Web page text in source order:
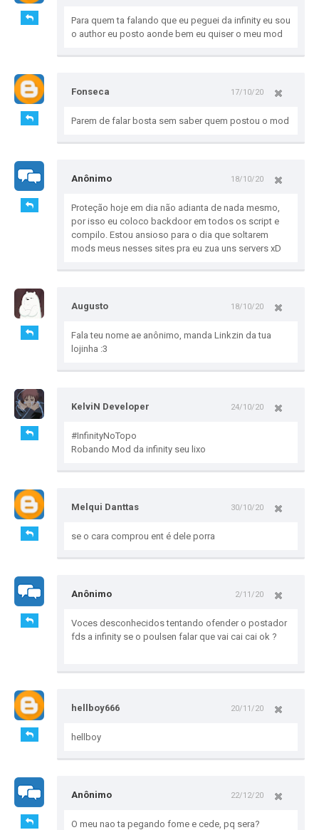
Para quem ta falando que eu peguei da infinity eu sou
o author eu posto aonde bem eu quiser o meu mod
Fonseca 17/10/20
Parem de falar bosta sem saber quem postou o mod
Anônimo 18/10/20
Proteção hoje em dia não adianta de nada mesmo,
por isso eu coloco backdoor em todos os script e
compilo. Estou ansioso para o dia que soltarem
mods meus nesses sites pra eu zua uns servers xD
Augusto 18/10/20
Fala teu nome ae anônimo, manda Linkzin da tua
lojinha :3
KelviN Developer 24/10/20
#InfinityNoTopo
Robando Mod da infinity seu lixo
Melqui Danttas 30/10/20
se o cara comprou ent é dele porra
Anônimo 2/11/20
Voces desconhecidos tentando ofender o postador
fds a infinity se o poulsen falar que vai cai cai ok ?
hellboy666 20/11/20
hellboy
Anônimo 22/12/20
O meu nao ta pegando fome e cede, pq sera?